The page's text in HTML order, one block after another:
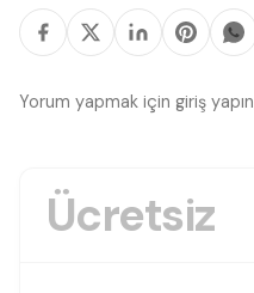
Yorum yapmak için giriş yapın
Ücretsiz